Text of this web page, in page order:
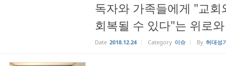
독자와 가족들에게 "교
회복될 수 있다"는 위로
Date 2018.12.24 Category 이슈 By 허대성